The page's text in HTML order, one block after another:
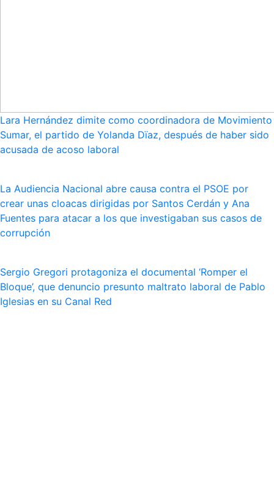
Lara Hernández dimite como coordinadora de Movimiento
Sumar, el partido de Yolanda Dïaz, después de haber sido
acusada de acoso laboral
La Audiencia Nacional abre causa contra el PSOE por
crear unas cloacas dirigidas por Santos Cerdán y Ana
Fuentes para atacar a los que investigaban sus casos de
corrupción
Sergio Gregori protagoniza el documental ‘Romper el
Bloque’, que denuncio presunto maltrato laboral de Pablo
Iglesias en su Canal Red